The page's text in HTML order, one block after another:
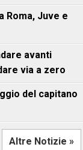
Roma, Juve e
avanti
via a zero
del capitano
Altre Notizie »